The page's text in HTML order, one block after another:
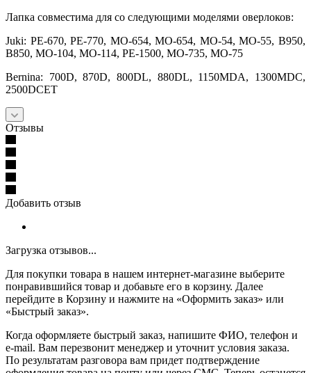
Лапка совместима для со следующими моделями оверлоков:
Juki: PE-670, PE-770, МО-654, МО-654, МО-54, МО-55, В950,
В850, МО-104, МО-114, PE-1500, МО-735, МО-75
Bernina: 700D, 870D, 800DL, 880DL, 1150MDA, 1300MDC,
2500DCET
Отзывы
Добавить отзыв
Загрузка отзывов...
Для покупки товара в нашем интернет-магазине выберите
понравившийся товар и добавьте его в корзину. Далее
перейдите в Корзину и нажмите на «Оформить заказ» или
«Быстрый заказ».
Когда оформляете быстрый заказ, напишите ФИО, телефон и
e-mail. Вам перезвонит менеджер и уточнит условия заказа.
По результатам разговора вам придет подтверждение